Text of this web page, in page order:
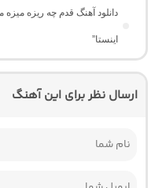
دانلود آهنگ ﻗﺪم ﭼﻪ رﻳﺰه ﻣﻴﺰه
اینستا”
ارسال نظر برای این آهنگ